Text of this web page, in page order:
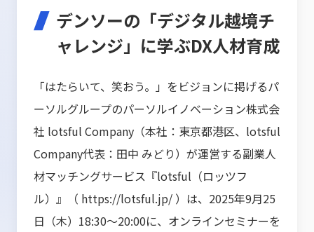
デンソーの「デジタル越境チ
ャレンジ」に学ぶDX人材育成
「はたらいて、笑おう。」をビジョンに掲げるパ
ーソルグループのパーソルイノベーション株式会
社 lotsful Company（本社：東京都港区、lotsful
Company代表：田中 みどり）が運営する副業人
材マッチングサービス『lotsful（ロッツフ
ル）』（ https://lotsful.jp/ ）は、2025年9月25
日（木）18:30～20:00に、オンラインセミナーを